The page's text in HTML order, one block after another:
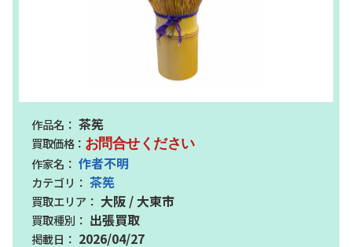
茶筅
お問合せください
作者不明
茶筅
大阪 / 大東市
出張買取
2026/04/27